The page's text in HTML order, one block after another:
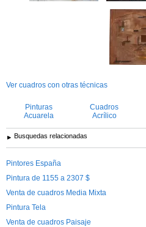
Ver cuadros con otras técnicas
Pinturas
Acuarela
Cuadros
Acrílico
Busquedas relacionadas
Pintores España
Pintura de 1155 a 2307 $
Venta de cuadros Media Mixta
Pintura Tela
Venta de cuadros Paisaje